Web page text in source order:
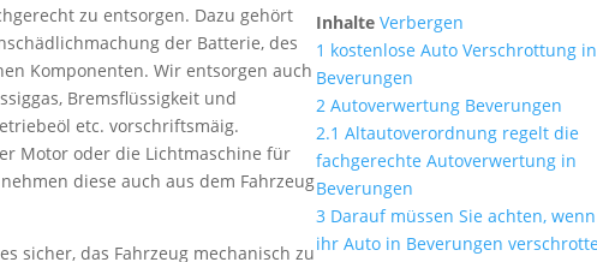
zu entsorgen. Dazu gehört
der Batterie, des
Komponenten. Wir entsorgen auch
Bremsflüssigkeit und
etc. vorschriftsmäig.
Motor oder die Lichtmaschine für
diese auch aus dem Fahrzeug
sicher, das Fahrzeug mechanisch zu
Inhalte Verbergen
1 kostenlose Auto Verschrottung in
Beverungen
2 Autoverwertung Beverungen
2.1 Altautoverordnung regelt die
fachgerechte Autoverwertung in
Beverungen
3 Darauf müssen Sie achten,
ihr Auto in Beverungen